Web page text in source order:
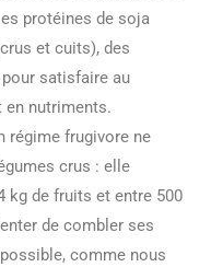
protéines de soja
et cuits), des
satisfaire au
en nutriments.
régime frugivore ne
crus : elle
kg de fruits et entre 500
de combler ses
comme nous